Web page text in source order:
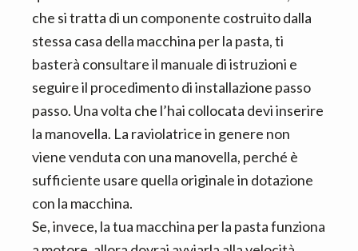
che si tratta di un componente costruito dalla
stessa casa della macchina per la pasta, ti
basterà consultare il manuale di istruzioni e
seguire il procedimento di installazione passo
passo. Una volta che l’hai collocata devi inserire
la manovella. La raviolatrice in genere non
viene venduta con una manovella, perché è
sufficiente usare quella originale in dotazione
con la macchina.
Se, invece, la tua macchina per la pasta funziona